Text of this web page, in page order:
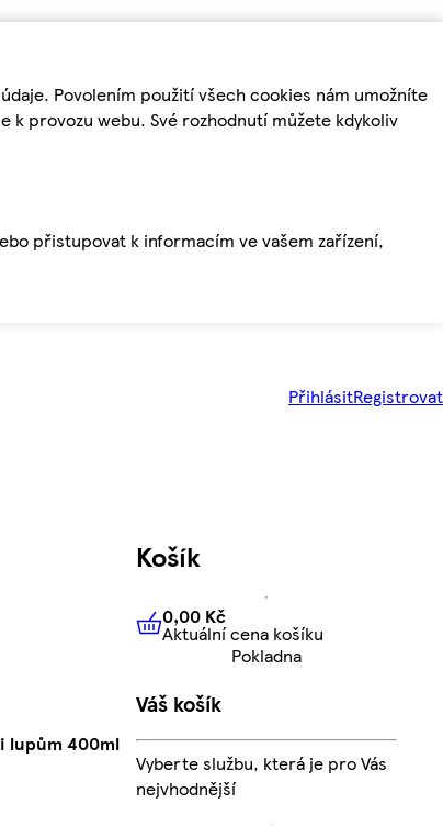
Povolením použití všech cookies nám umožníte
provozu webu. Své rozhodnutí můžete kdykoliv
přistupovat k informacím ve vašem zařízení,
PřihlásitRegistrovat
lupům 400ml
Košík
0,00 KčAktuální cena košíku
0,00 Kč
Aktuální cena košíku
Pokladna
Váš košík
Vyberte službu, která je pro Vás
nejvhodnější